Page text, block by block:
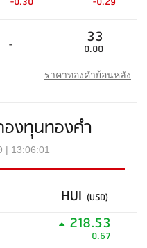
- 33
0.00
ราคาทองคำย้อนหลัง
องทุนทองคำ
| 13:06:01
HUI (USD)
218.53
0.67